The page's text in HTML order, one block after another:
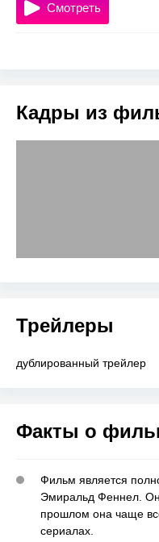
Смотреть
Кадры из
Трейлеры
дублированный трейлер
Факты о
Фильм является
Эмиральд Феннел.
прошлом она чаще
сериалах.